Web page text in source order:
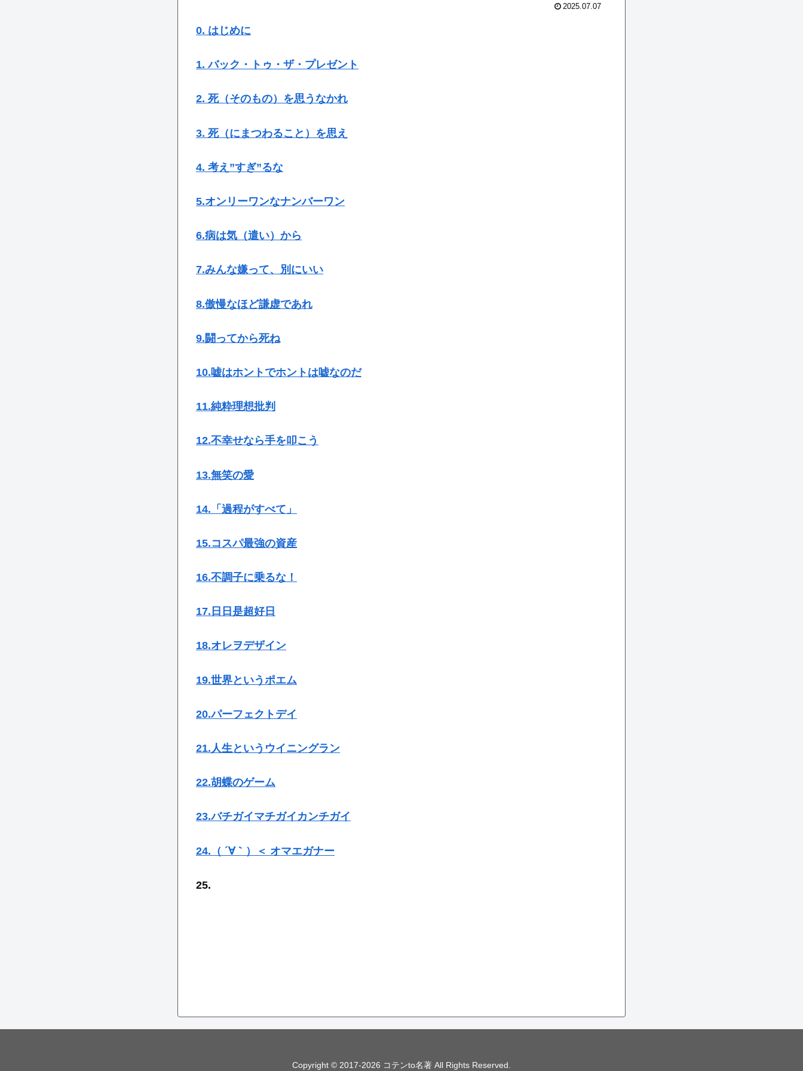
2025.07.07
0. はじめに
1. バック・トゥ・ザ・プレゼント
2. 死（そのもの）を思うなかれ
3. 死（にまつわること）を思え
4. 考え”すぎ”るな
5.オンリーワンなナンバーワン
6.病は気（遣い）から
7.みんな嫌って、別にいい
8.傲慢なほど謙虚であれ
9.闘ってから死ね
10.嘘はホントでホントは嘘なのだ
11.純粋理想批判
12.不幸せなら手を叩こう
13.無笑の愛
14.「過程がすべて」
15.コスパ最強の資産
16.不調子に乗るな！
17.日日是超好日
18.オレヲデザイン
19.世界というポエム
20.パーフェクトデイ
21.人生というウイニングラン
22.胡蝶のゲーム
23.バチガイマチガイカンチガイ
24.（ ´∀｀）＜ オマエガナー
25.
Copyright © 2017-2026 コテンto名著 All Rights Reserved.